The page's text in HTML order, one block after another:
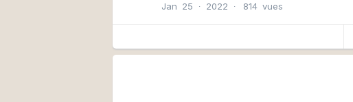
Jan 25 ∙ 2022 ∙ 814 vues